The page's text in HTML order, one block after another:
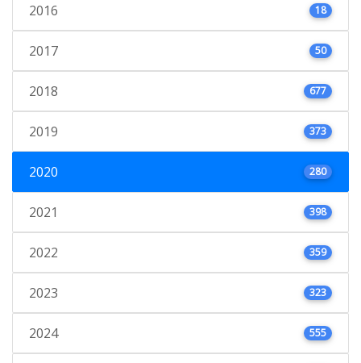
2016 18
2017 50
2018 677
2019 373
2020 280
2021 398
2022 359
2023 323
2024 555